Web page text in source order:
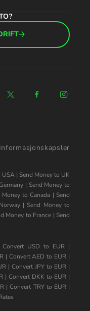
USA| Send Money to UK
| Send Money to
Money to Canada | Send
| Send Money to
Money to France | Send
Convert USD to EUR|
| Convert AED to EUR |
| Convert JPY to EUR |
|Convert DKK to EUR |
|Convert TRY to EUR|